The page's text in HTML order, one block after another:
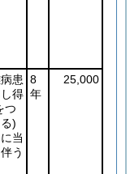
患
得
つ
)
当
う
8
年
25,000